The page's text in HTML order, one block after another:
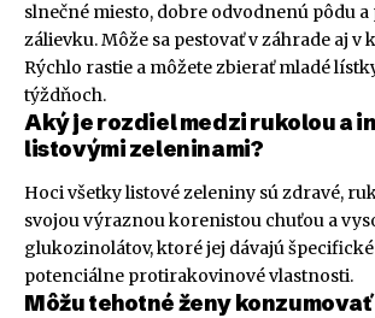
slnečné miesto, dobre odvodnenú pôdu
zálievku. Môže sa pestovať v záhrade aj v
Rýchlo rastie a môžete zbierať mladé
týždňoch.
Aký je rozdiel medzi rukolou a
listovými zeleninami?
Hoci všetky listové zeleniny sú zdravé,
svojou výraznou korenistou chuťou a
glukozinolátov, ktoré jej dávajú
potenciálne protirakovinové vlastnosti.
Môžu tehotné ženy